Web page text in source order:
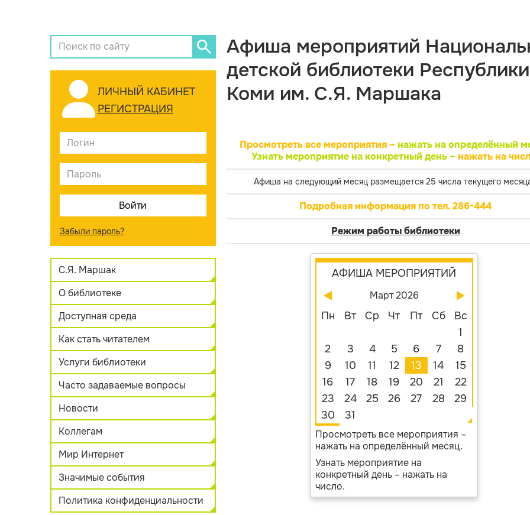
ЛИЧНЫЙ КАБИНЕТ
РЕГИСТРАЦИЯ
Забыли пароль?
С.Я. Маршак
О библиотеке
Доступная среда
Как стать читателем
Услуги библиотеки
Часто задаваемые вопросы
Новости
Коллегам
Мир Интернет
Значимые события
Политика конфиденциальности
Афиша мероприятий
детской библиотеки Республики
Коми им. С.Я. Маршака
Просмотреть все мероприятия – нажать на определённый
Узнать мероприятие на конкретный день –нажать на
Афиша на следующий месяц размещается 25 числа текущего
Подробная информация по тел. 286-444
Режим работы библиотеки
АФИША МЕРОПРИЯТИЙ
Март 2026
Пн Вт Ср Чт Пт Сб
Вс
1
2
3 4 5 6 7
8
9
10 11 12 13 14
15
16
17 18 19 20 21
22
23
24 25 26 27 28
29
30
31
Просмотреть все мероприятия –
нажать на определённый месяц.
Узнать мероприятие на
конкретный день – нажать на
число.